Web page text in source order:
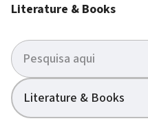
Literature & Books
Literature & Books